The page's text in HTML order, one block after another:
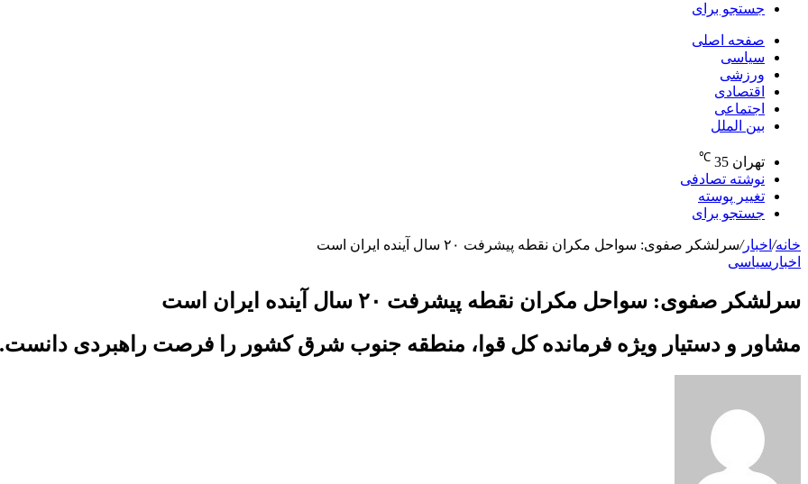
جستجو برای
صفحه اصلی
سیاسی
ورزشی
اقتصادی
اجتماعی
بین الملل
تهران 35
℃
نوشته تصادفی
تغییر پوسته
جستجو برای
خانه/ اخبار/سرلشکر صفوی: سواحل مکران نقطه پیشرفت ۲۰ سال آینده ایران است
اخبار سیاسی
سرلشکر صفوی: سواحل مکران نقطه پیشرفت ۲۰ سال آینده ایران است
مشاور و دستیار ویژه فرمانده کل قوا، منطقه جنوب شرق کشور را فرصت راهبردی دانست.